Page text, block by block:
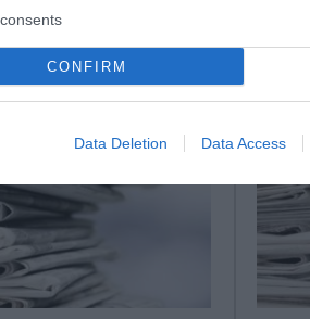
CONFIRM
Data Deletion Data Access
2025